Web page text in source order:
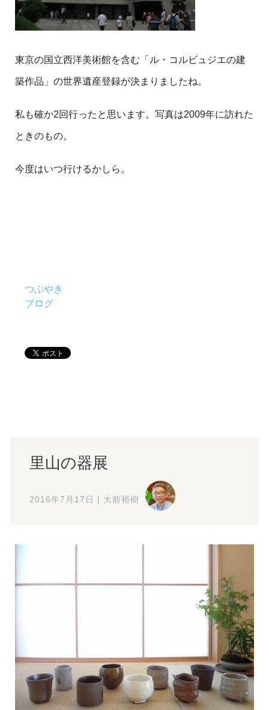
東京の国立西洋美術館を含む「ル・コルビュジエの建
築作品」の世界遺産登録が決まりましたね。
私も確か2回行ったと思います。写真は2009年に訪れた
ときのもの。
今度はいつ行けるかしら。
つぶやき
ブログ
里山の器展
2016年7月17日 | 大前裕樹